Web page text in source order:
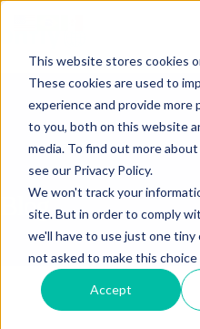
This website stores cookies
These cookies are used to
experience and provide more
to you, both on this website
media. To find out more
see our Privacy Policy.
We won't track your
site. But in order to comply
we'll have to use just one
not asked to make this choice
Accept
Blog